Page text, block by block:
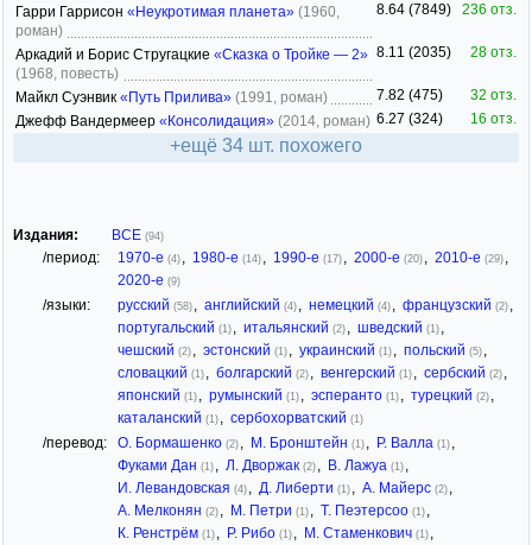
Гарри Гаррисон «Неукротимая планета» (1960,
роман)
8.64 (7849) 236 отз.
Аркадий и Борис Стругацкие «Сказка о Тройке — 2»
(1968, повесть)
8.11 (2035) 28 отз.
Майкл Суэнвик «Путь Прилива» (1991, роман) 7.82 (475)
32 отз.
Джефф Вандермеер «Консолидация» (2014, роман) 6.27 (324) 16 отз.
+ещё 34 шт. похожего
Издания: ВСЕ (94)
/период: 1970-е (4) , 1980-е (14) , 1990-е (17) , 2000-е (20) , 2010-е (29) ,
2020-е (9)
/языки: русский (58) , английский (4) , немецкий (4) , французский (2) ,
португальский (1) , итальянский (2) , шведский (1) ,
чешский (2) , эстонский (1) , украинский (1) , польский (5) ,
словацкий (1) , болгарский (2) , венгерский (1) , сербский (2) ,
японский (1) , румынский (1) , эсперанто (1) , турецкий (2) ,
каталанский (1) , сербохорватский (1)
/перевод: О. Бормашенко (2) , М. Бронштейн (1) , Р. Валла (1) ,
Фуками Дан (1) , Л. Дворжак (2) , В. Лажуа (1) ,
И. Левандовская (4) , Д. Либерти (1) , А. Майерс (2) ,
А. Мелконян (2) , М. Петри (1) , Т. Пеэтерсоо (1) ,
К. Ренстрём (1) , Р. Рибо (1) , М. Стаменкович (1) ,